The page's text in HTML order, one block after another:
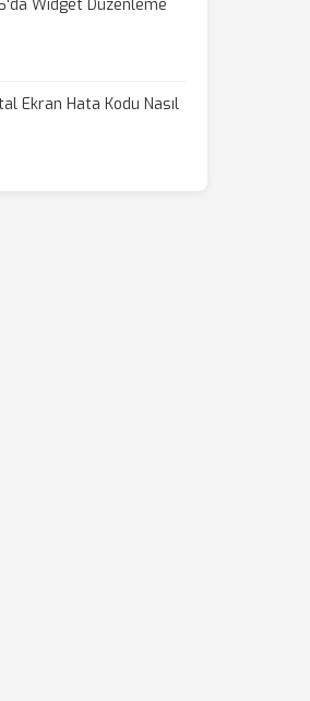
Widget Düzenleme
Ekran Hata Kodu Nasıl